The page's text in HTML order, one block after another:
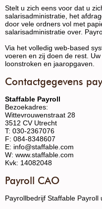
Stelt u zich eens voor dat u
salarisadministratie, het
door vele ordners vol met
salarisadministratie over.
Via het volledig web-based
voeren en zij doen de rest.
loonstroken en jaaropgaven.
Contactgegevens
Staffable Payroll
Bezoekadres:
Wittevrouwenstraat 28
3512 CV Utrecht
T: 030-2367076
F: 084-8348607
E: info@staffable.com
W: www.staffable.com
Kvk: 14082048
Payroll CAO
Payrollbedrijf Staffable Payroll